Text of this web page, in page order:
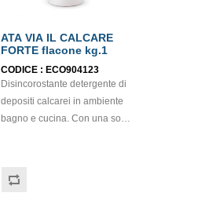
ATA VIA IL CALCARE
FORTE flacone kg.1
CODICE : ECO904123
Disincorostante detergente di
depositi calcarei in ambiente
bagno e cucina. Con una sola
attrezzature e superfici in